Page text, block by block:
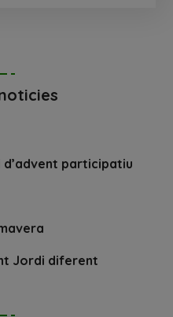
participatiu
Jordi diferent